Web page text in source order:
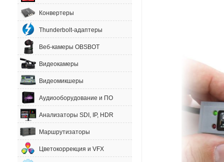
Конвертеры
Thunderbolt-адаптеры
Веб-камеры OBSBOT
Видеокамеры
Видеомикшеры
Аудиооборудование и ПО
Анализаторы SDI, IP, HDR
Маршрутизаторы
Цветокоррекция и VFX